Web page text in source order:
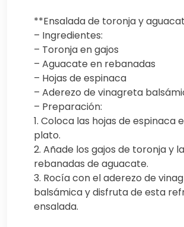
**Ensalada de toronja y
– Ingredientes:
– Toronja en gajos
– Aguacate en rebanadas
– Hojas de espinaca
– Aderezo de vinagreta
– Preparación:
1. Coloca las hojas de espinaca
plato.
2. Añade los gajos de toronja y
rebanadas de aguacate.
3. Rocía con el aderezo de
balsámica y disfruta de esta
ensalada.